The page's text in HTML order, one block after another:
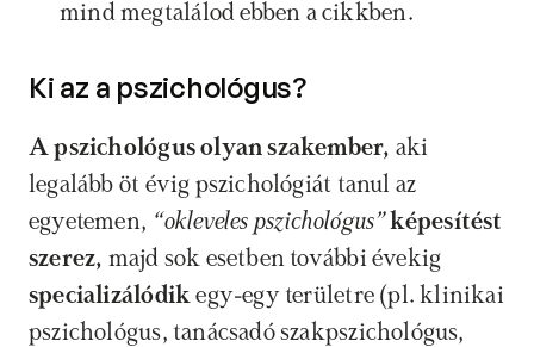
mind megtalálod ebben a cikkben.
Ki az a pszichológus?
A pszichológus olyan szakember, aki
legalább öt évig pszichológiát tanul az
egyetemen, “okleveles pszichológus” képesítést
szerez,
specializálódik egy-egy területre (pl. klinikai
pszichológus, tanácsadó szakpszichológus,